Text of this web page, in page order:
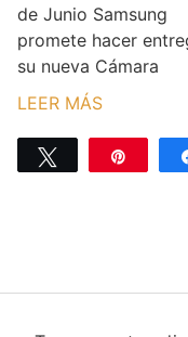
de Junio Samsung
promete hacer
su nueva Cámara
LEER MÁS
Twittear